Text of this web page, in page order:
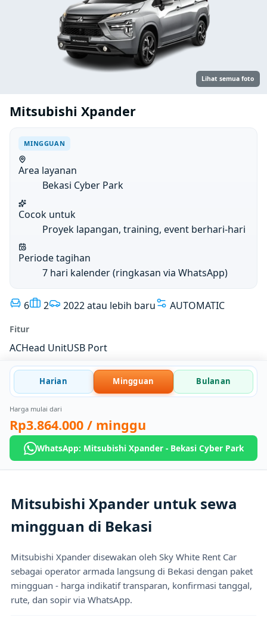
Lihat semua foto
Mitsubishi Xpander
MINGGUAN
Area layanan
Bekasi Cyber Park
Cocok untuk
Proyek lapangan, training, event berhari-hari
Periode tagihan
7 hari kalender (ringkasan via WhatsApp)
6 2 2022 atau lebih baru AUTOMATIC
Fitur
ACHead UnitUSB Port
Harian Mingguan Bulanan
Harga mulai dari
Rp3.864.000 / minggu
WhatsApp: Mitsubishi Xpander - Bekasi Cyber Park
Mitsubishi Xpander untuk sewa
mingguan di Bekasi
Mitsubishi Xpander disewakan oleh Sky White Rent Car
sebagai operator armada langsung di Bekasi dengan paket
mingguan - harga indikatif transparan, konfirmasi tanggal,
rute, dan sopir via WhatsApp.